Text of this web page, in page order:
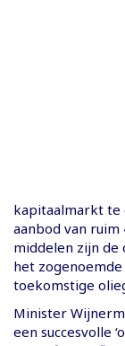
kapitaalmarkt te
aanbod van
middelen zijn de
het
toekomstige
Minister
een succesvolle